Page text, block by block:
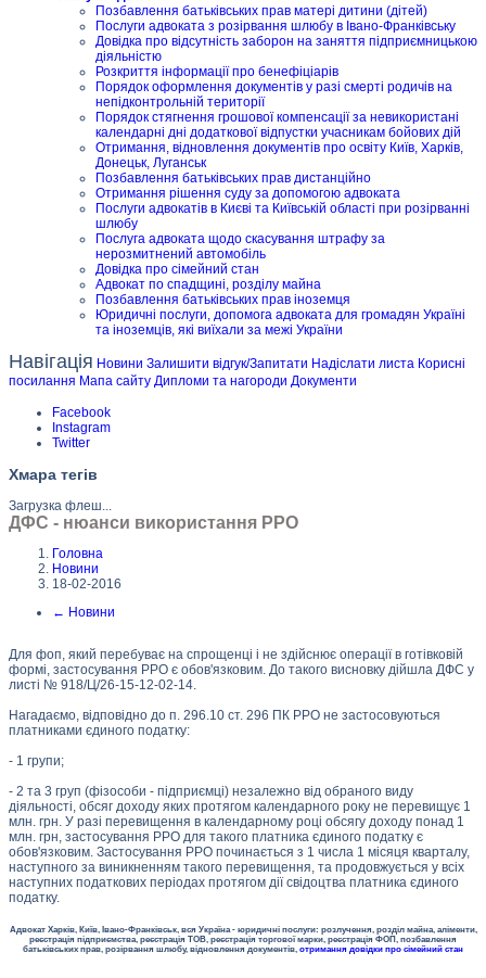
Позбавлення батьківських прав матері дитини (дітей)
Послуги адвоката з розірвання шлюбу в Івано-Франківську
Довідка про відсутність заборон на заняття підприємницькою
діяльністю
Розкриття інформації про бенефіціарів
Порядок оформлення документів у разі смерті родичів на
непідконтрольній території
Порядок стягнення грошової компенсації за невикористані
календарні дні додаткової відпустки учасникам бойових дій
Отримання, відновлення документів про освіту Київ, Харків,
Донецьк, Луганськ
Позбавлення батьківських прав дистанційно
Отримання рішення суду за допомогою адвоката
Послуги адвокатів в Києві та Київській області при розірванні
шлюбу
Послуга адвоката щодо скасування штрафу за
нерозмитнений автомобіль
Довідка про сімейний стан
Адвокат по спадщині, розділу майна
Позбавлення батьківських прав іноземця
Юридичні послуги, допомога адвоката для громадян Україні
та іноземців, які виїхали за межі України
Навігація Новини Залишити відгук/Запитати Надіслати листа Корисні
посилання Мапа сайту Дипломи та нагороди Документи
Facebook
Instagram
Twitter
Хмара тегів
Загрузка флеш...
ДФС - нюанси використання РРО
Головна
Новини
18-02-2016
← Новини
Для фоп, який перебуває на спрощенці і не здійснює операції в готівковій
формі, застосування РРО є обов'язковим. До такого висновку дійшла ДФС у
листі № 918/Ц/26-15-12-02-14.
Нагадаємо, відповідно до п. 296.10 ст. 296 ПК РРО не застосовуються
платниками єдиного податку:
- 1 групи;
- 2 та 3 груп (фізособи - підприємці) незалежно від обраного виду
діяльності, обсяг доходу яких протягом календарного року не перевищує 1
млн. грн. У разі перевищення в календарному році обсягу доходу понад 1
млн. грн, застосування РРО для такого платника єдиного податку є
обов'язковим. Застосування РРО починається з 1 числа 1 місяця кварталу,
наступного за виникненням такого перевищення, та продовжується у всіх
наступних податкових періодах протягом дії свідоцтва платника єдиного
податку.
Адвокат Харків, Київ, Івано-Франківськ, вся Україна - юридичні послуги: розлучення, розділ майна, аліменти,
реєстрація підприємства, реєстрація ТОВ, реєстрація торгової марки, реєстрація ФОП, позбавлення
батьківських прав, розірвання шлюбу, відновлення документів, отримання довідки про сімейний стан